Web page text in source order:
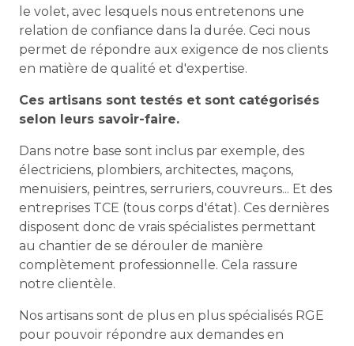
le volet, avec lesquels nous entretenons une
relation de confiance dans la durée. Ceci nous
permet de répondre aux exigence de nos clients
en matière de qualité et d'expertise.
Ces artisans sont testés et sont catégorisés
selon leurs savoir-faire.
Dans notre base sont inclus par exemple, des
électriciens, plombiers, architectes, maçons,
menuisiers, peintres, serruriers, couvreurs... Et des
entreprises TCE (tous corps d'état). Ces dernières
disposent donc de vrais spécialistes permettant
au chantier de se dérouler de manière
complètement professionnelle. Cela rassure
notre clientèle.
Nos artisans sont de plus en plus spécialisés RGE
pour pouvoir répondre aux demandes en